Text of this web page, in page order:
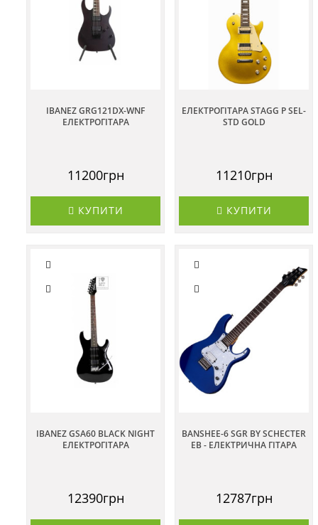
IBANEZ GRG121DX-WNF
ЕЛЕКТРОГІТАРА
11200грн
КУПИТИ
ЕЛЕКТРОГІТАРА STAGG P SEL-
STD GOLD
11210грн
КУПИТИ
IBANEZ GSA60 BLACK NIGHT
ЕЛЕКТРОГІТАРА
12390грн
BANSHEE-6 SGR BY SCHECTER
EB - ЕЛЕКТРИЧНА ГІТАРА
12787грн